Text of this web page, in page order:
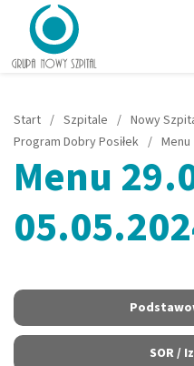
Start / Szpitale / Nowy
Program Dobry Posiłek / Menu
Menu
SOR /